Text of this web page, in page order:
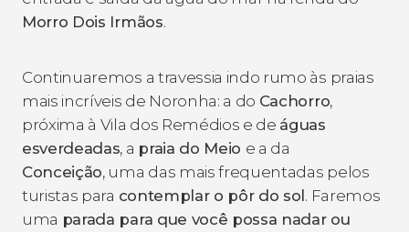
Morro Dois Irmãos.
Continuaremos a travessia indo rumo às praias
mais incríveis de Noronha: a do Cachorro,
próxima à Vila dos Remédios e de águas
esverdeadas, a praia do Meio e a da
Conceição, uma das mais frequentadas pelos
turistas para contemplar o pôr do sol. Faremos
uma parada para que você possa nadar ou